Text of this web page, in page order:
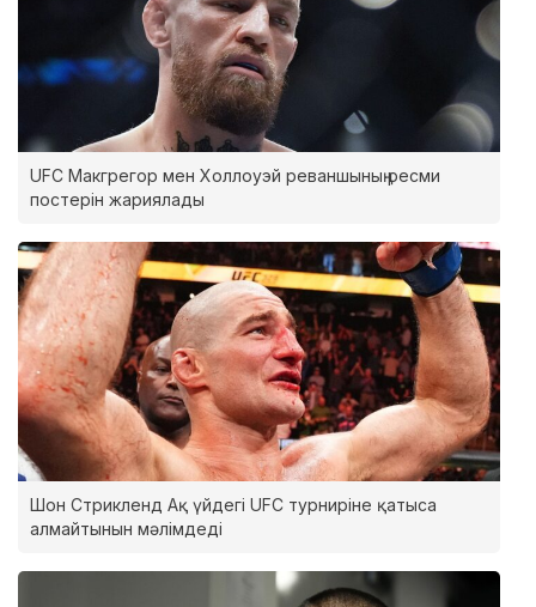
UFC Макгрегор мен Холлоуэй реваншының ресми
постерін жариялады
Шон Стрикленд Ақ үйдегі UFC турниріне қатыса
алмайтынын мәлімдеді